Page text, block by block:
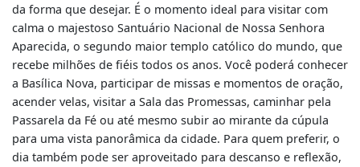
da forma que desejar. É o momento ideal para visitar com
calma o majestoso Santuário Nacional de Nossa Senhora
Aparecida, o segundo maior templo católico do mundo, que
recebe milhões de fiéis todos os anos. Você poderá conhecer
a Basílica Nova, participar de missas e momentos de oração,
acender velas, visitar a Sala das Promessas, caminhar pela
Passarela da Fé ou até mesmo subir ao mirante da cúpula
para uma vista panorâmica da cidade. Para quem preferir, o
dia também pode ser aproveitado para descanso e reflexão,